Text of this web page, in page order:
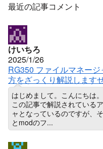
最近の記事コメント
けいちろ
2025/1/26
RG350 ファイルマネー
方をざっくり解説します
はじめまして。こんにちは
この記事で解説されている
ャとなっているのですが、
とmodのフ...